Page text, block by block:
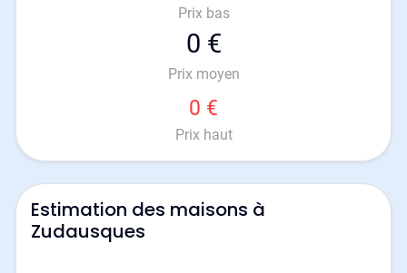
Prix bas
0 €
Prix moyen
0 €
Prix haut
Estimation des maisons à
Zudausques